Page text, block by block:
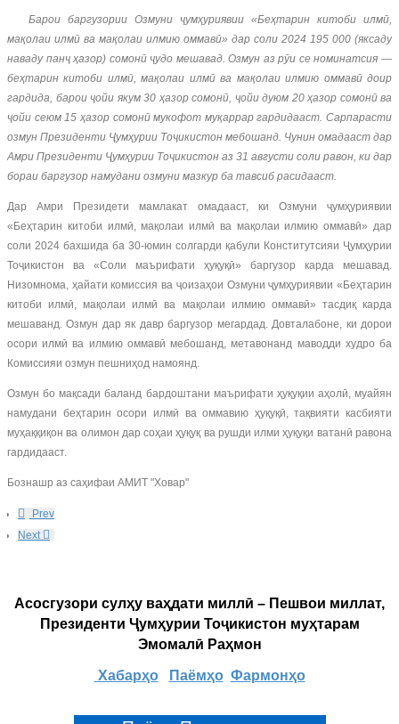
Барои баргузории Озмуни ҷумҳуриявии «Беҳтарин китоби илмӣ,
мақолаи илмӣ ва мақолаи илмию оммавӣ» дар соли 2024 195 000 (яксаду
наваду панҷ ҳазор) сомонӣ ҷудо мешавад. Озмун аз рӯи се номинатсия —
беҳтарин китоби илмӣ, мақолаи илмӣ ва мақолаи илмию оммавӣ доир
гардида, барои ҷойи якум 30 ҳазор сомонӣ, ҷойи дуюм 20 ҳазор сомонӣ ва
ҷойи сеюм 15 ҳазор сомонӣ мукофот муқаррар гардидааст. Сарпарасти
озмун Президенти Ҷумҳурии Тоҷикистон мебошанд. Чунин омадааст дар
Амри Президенти Ҷумҳурии Тоҷикистон аз 31 августи соли равон, ки дар
бораи баргузор намудани озмуни мазкур ба тавсиб расидааст.
Дар Амри Президети мамлакат омадааст, ки Озмуни ҷумҳуриявии
«Беҳтарин китоби илмӣ, мақолаи илмӣ ва мақолаи илмию оммавӣ» дар
соли 2024 бахшида ба 30-юмин солгарди қабули Конститутсияи Ҷумҳурии
Тоҷикистон ва «Соли маърифати ҳуқуқӣ» баргузор карда мешавад.
Низомнома, ҳайати комиссия ва ҷоизаҳои Озмуни ҷумҳуриявии «Беҳтарин
китоби илмӣ, мақолаи илмӣ ва мақолаи илмию оммавӣ» тасдиқ карда
мешаванд. Озмун дар як давр баргузор мегардад. Довталабоне, ки дорои
осори илмӣ ва илмию оммавӣ мебошанд, метавонанд маводди худро ба
Комиссияи озмун пешниҳод намоянд.
Озмун бо мақсади баланд бардоштани маърифати ҳуқуқии аҳолӣ, муайян
намудани беҳтарин осори илмӣ ва оммавию ҳуқуқӣ, тақвияти касбияти
муҳаққиқон ва олимон дар соҳаи ҳуқуқ ва рушди илми ҳуқуқи ватанӣ равона
гардидааст.
Бознашр аз саҳифаи АМИТ "Ховар"
Prev
Next
Асосгузори сулҳу ваҳдати миллӣ – Пешвои миллат,
Президенти Ҷумҳурии Тоҷикистон муҳтарам
Эмомалӣ Раҳмон
Хабарҳо Паёмҳо Фармонҳо